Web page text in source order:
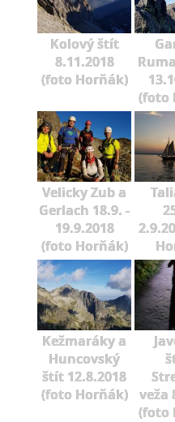
Kolový štít
8.11.2018
(foto Horňák)
(foto
Velicky Zub a
Gerlach 18.9. -
19.9.2018
(foto Horňák)
Kežmaráky a
Huncovský
štít 12.8.2018
(foto Horňák)
veža
(foto